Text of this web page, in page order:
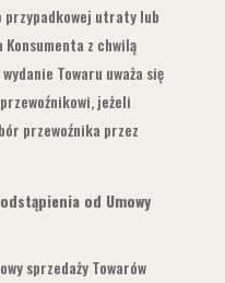
przypadkowej utraty lub
z chwilą
Towaru uważa się
jeżeli
przewoźnika przez
od Umowy
sprzedaży Towarów